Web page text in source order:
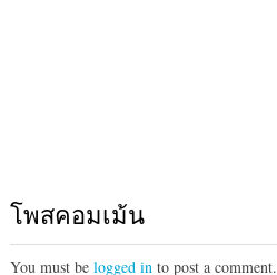
โพสคอมเม้น
You must be logged into post a comment.